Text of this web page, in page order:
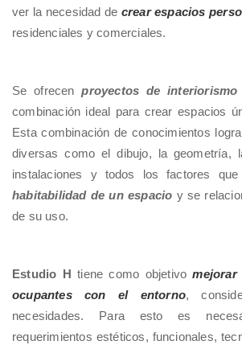
ver la necesidad de crear espacios
residenciales y comerciales.
Se ofrecenproyectos de
combinación ideal para crear espacios
Esta combinación de conocimientos
diversas como el dibujo, la geometría,
instalaciones y todos los factores
habitabilidad de un espacio y se
de su uso.
Estudio H tiene como objetivo
ocupantes con el entorno,
necesidades. Para esto es
requerimientos estéticos, funcionales,